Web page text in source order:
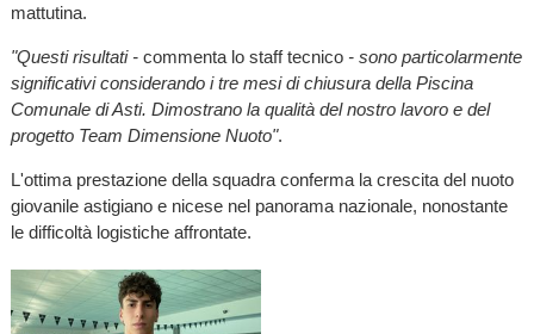
mattutina.
"Questi risultati - commenta lo staff tecnico - sono particolarmente
significativi considerando i tre mesi di chiusura della Piscina
Comunale di Asti. Dimostrano la qualità del nostro lavoro e del
progetto Team Dimensione Nuoto".
L'ottima prestazione della squadra conferma la crescita del nuoto
giovanile astigiano e nicese nel panorama nazionale, nonostante
le difficoltà logistiche affrontate.